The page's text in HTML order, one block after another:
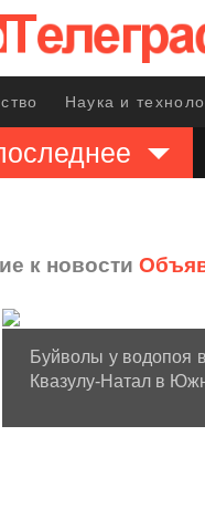
Наука и
к новости
Буйволы у водопоя
Квазулу-Натал в